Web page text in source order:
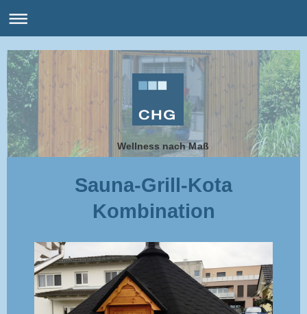
Wellness nach Maß
Sauna-Grill-Kota
Kombination